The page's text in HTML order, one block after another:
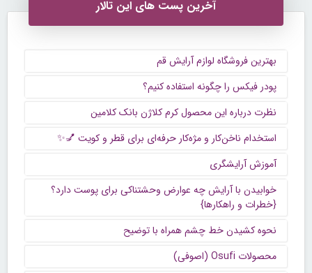
آخرین پست های این تالار
بهترین فروشگاه لوازم آرایش قم
پودر فیکس را چگونه استفاده کنیم؟
نظرت درباره این محصول کرم کلاژن بانک کلامین
استخدام ناخن‌کار و مژه‌کار حرفه‌ای برای قطر و کویت 💅✨
آموزش آرایشگری
خوابیدن با آرایش چه عوارض وحشتناکی برای پوست دارد؟
{خطرات و راهکارها}
نحوه کشیدن خط چشم همراه با توضیح
محصولات Osufi (اصوفی)